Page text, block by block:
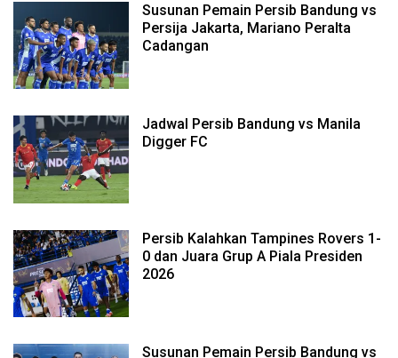
Susunan Pemain Persib Bandung vs
Persija Jakarta, Mariano Peralta
Cadangan
Jadwal Persib Bandung vs Manila
Digger FC
Persib Kalahkan Tampines Rovers 1-
0 dan Juara Grup A Piala Presiden
2026
Susunan Pemain Persib Bandung vs